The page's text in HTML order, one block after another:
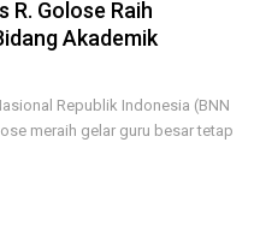
R. Golose Raih
Akademik
Republik Indonesia (BNN
meraih gelar guru besar tetap